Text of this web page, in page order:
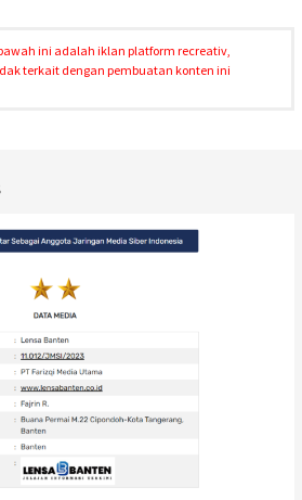
ini adalah iklan platform recreativ,
terkait dengan pembuatan konten ini